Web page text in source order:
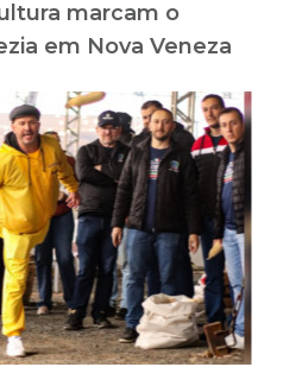
marcam o
em Nova Veneza